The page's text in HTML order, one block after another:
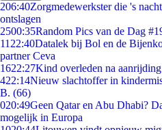
206:40Zorgmedewerkster die 's
ontslagen
2500:35Random Pics van de Dag
11 22:40Datalek bij Bol en de
partner Ceva
1622:27Kind overleden na
422:14Nieuw slachtoffer in
B. (66)
020:49Geen Qatar en Abu Dhabi?
mogelijk in Europa